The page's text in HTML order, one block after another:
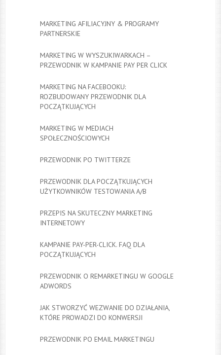
MARKETING AFILIACYJNY & PROGRAMY
PARTNERSKIE
MARKETING W WYSZUKIWARKACH –
PRZEWODNIK W KAMPANIE PAY PER CLICK
MARKETING NA FACEBOOKU:
ROZBUDOWANY PRZEWODNIK DLA
POCZĄTKUJĄCYCH
MARKETING W MEDIACH
SPOŁECZNOŚCIOWYCH
PRZEWODNIK PO TWITTERZE
PRZEWODNIK DLA POCZĄTKUJĄCYCH
UŻYTKOWNIKÓW TESTOWANIA A/B
PRZEPIS NA SKUTECZNY MARKETING
INTERNETOWY
KAMPANIE PAY-PER-CLICK. FAQ DLA
POCZĄTKUJĄCYCH
PRZEWODNIK O REMARKETINGU W GOOGLE
ADWORDS
JAK STWORZYĆ WEZWANIE DO DZIAŁANIA,
KTÓRE PROWADZI DO KONWERSJI
PRZEWODNIK PO EMAIL MARKETINGU